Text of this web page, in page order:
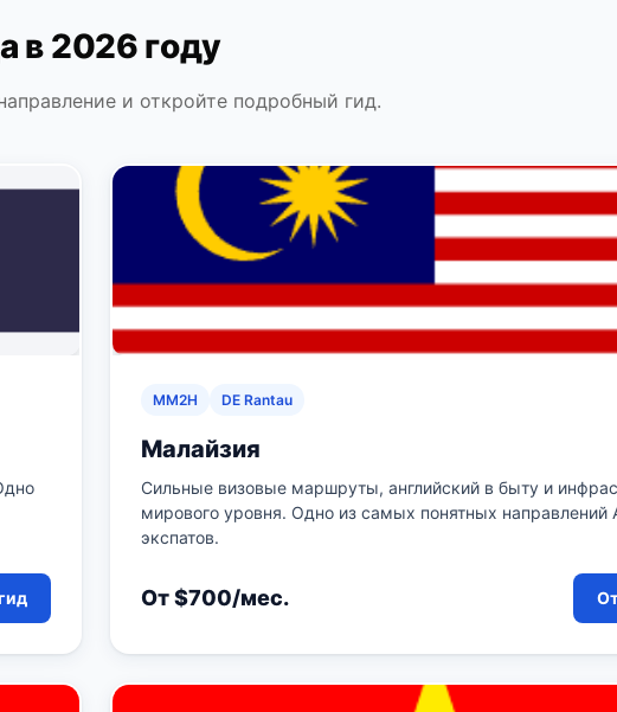
в 2026 году
и откройте подробный гид.
MM2H DE Rantau
Малайзия
Сильные визовые маршруты, английский в быту и
мирового уровня. Одно из самых понятных направлений
экспатов.
От $700/мес.